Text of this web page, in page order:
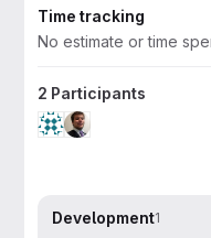
Time tracking
No estimate or time
2 Participants
Development1